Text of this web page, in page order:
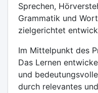
Sprechen,
Grammatik und
zielgerichtet
Im Mittelpunkt des
Das Lernen
und
durch relevantes